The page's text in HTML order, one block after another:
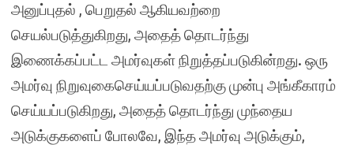
அனுப்புதல் , பெறுதல் ஆகியவற்றை
செயல்படுத்துகிறது, அதைத் தொடர்ந்து
இணைக்கப்பட்ட அமர்வுகள் நிறுத்தப்படுகின்றது. ஒரு
அமர்வு நிறுவுகைசெய்யப்படுவதற்கு முன்பு அங்கீகாரம்
செய்யப்படுகிறது, அதைத் தொடர்ந்து முந்தைய
அடுக்குகளைப் போலவே, இந்த அமர்வு அடுக்கும்,